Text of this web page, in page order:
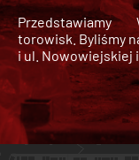
torowisk. Byliśmy
i ul. Nowowiejskiej i